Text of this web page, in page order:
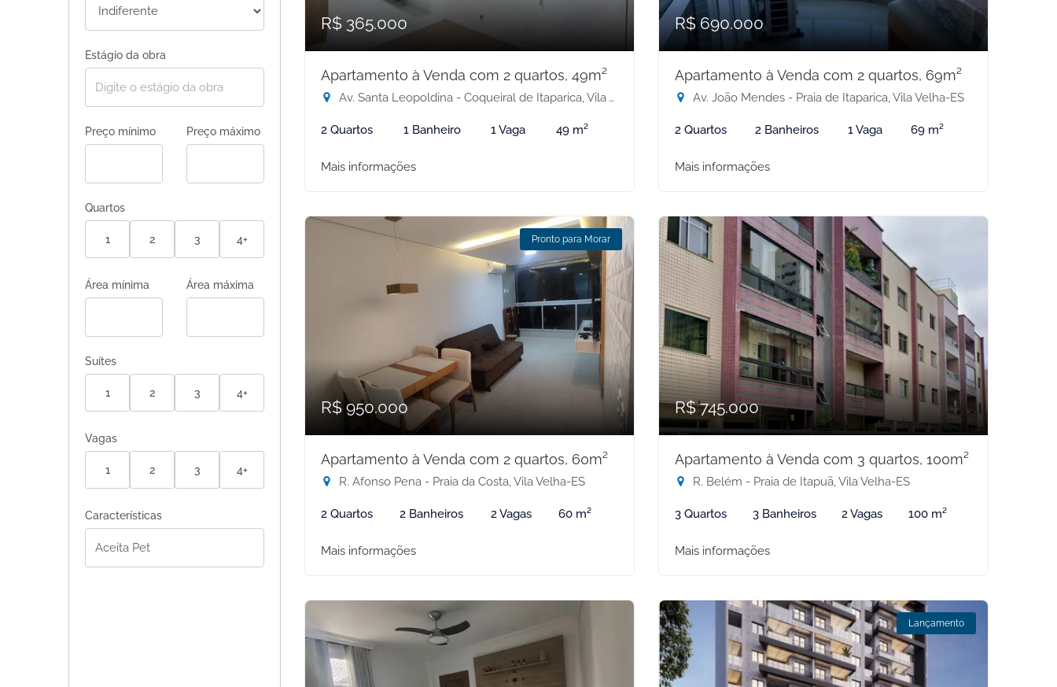
Estágio da obra
Preço mínimo Preço máximo
Quartos
1 2 3 4+
Área mínima Área máxima
Suítes
1 2 3 4+
Vagas
1 2 3 4+
Características
R$ 365.000
Apartamento à Venda com 2 quartos, 49m²
Av. Santa Leopoldina - Coqueiral de Itaparica, Vila Velha-ES
2 Quartos 1 Banheiro 1 Vaga 49 m²
Mais informações
R$ 690.000
Apartamento à Venda com 2 quartos, 69m²
Av. João Mendes - Praia de Itaparica, Vila Velha-ES
2 Quartos 2 Banheiros 1 Vaga 69 m²
Mais informações
Pronto para Morar
R$ 950.000
Apartamento à Venda com 2 quartos, 60m²
R. Afonso Pena - Praia da Costa, Vila Velha-ES
2 Quartos 2 Banheiros 2 Vagas 60 m²
Mais informações
R$ 745.000
Apartamento à Venda com 3 quartos, 100m²
R. Belém - Praia de Itapuã, Vila Velha-ES
3 Quartos 3 Banheiros 2 Vagas 100 m²
Mais informações
Lançamento